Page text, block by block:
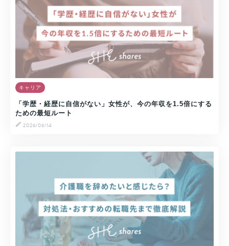
キャリア
「学歴・経歴に自信がない」女性が、今の年収を1.5倍にする
ための最短ルート
2026/06/14